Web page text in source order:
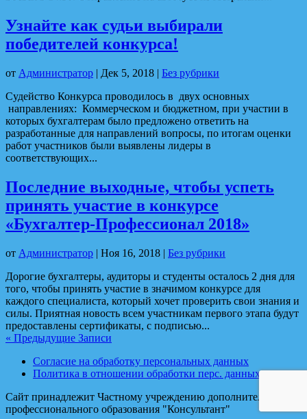
Узнайте как судьи выбирали
победителей конкурса!
от Администратор | Дек 5, 2018 | Без рубрики
Судейство Конкурса проводилось в двух основных
направлениях: Коммерческом и бюджетном, при участии в
которых бухгалтерам было предложено ответить на
разработанные для направлений вопросы, по итогам оценки
работ участников были выявлены лидеры в
соответствующих...
Последние выходные, чтобы успеть
принять участие в конкурсе
«Бухгалтер-Профессионал 2018»
от Администратор | Ноя 16, 2018 | Без рубрики
Дорогие бухгалтеры, аудиторы и студенты осталось 2 дня для
того, чтобы принять участие в значимом конкурсе для
каждого специалиста, который хочет проверить свои знания и
силы. Приятная новость всем участникам первого этапа будут
предоставлены сертификаты, с подписью...
« Предыдущие Записи
Согласие на обработку персональных данных
Политика в отношении обработки перс. данных
Сайт принадлежит Частному учреждению дополнительного
профессионального образования "Консультант"